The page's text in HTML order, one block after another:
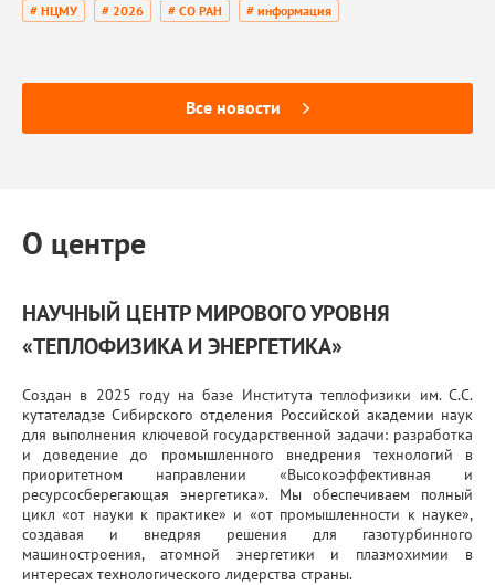
# НЦМУ # 2026 # СО РАН # информация
Все новости
О центре
НАУЧНЫЙ ЦЕНТР МИРОВОГО УРОВНЯ
«ТЕПЛОФИЗИКА И ЭНЕРГЕТИКА»
Создан в 2025 году на базе Института теплофизики им. С.С.
кутателадзе Сибирского отделения Российской академии наук
для выполнения ключевой государственной задачи: разработка
и доведение до промышленного внедрения технологий в
приоритетном направлении «Высокоэффективная и
ресурсосберегающая энергетика». Мы обеспечиваем полный
цикл «от науки к практике» и «от промышленности к науке»,
создавая и внедряя решения для газотурбинного
машиностроения, атомной энергетики и плазмохимии в
интересах технологического лидерства страны.